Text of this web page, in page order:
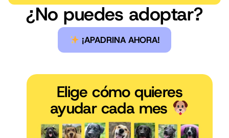
¿No puedes adoptar?
¡APADRINA AHORA!
Elige cómo quieres
ayudar cada mes